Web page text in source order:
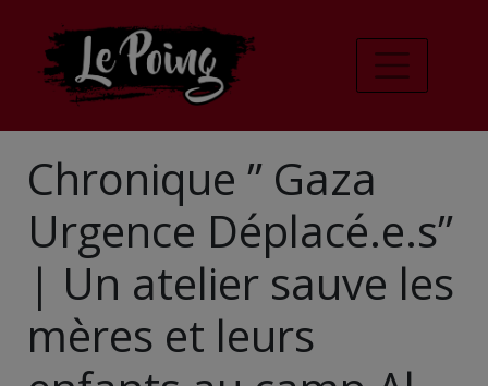
Chronique ” Gaza
Urgence Déplacé.e.s”
| Un atelier sauve les
mères et leurs